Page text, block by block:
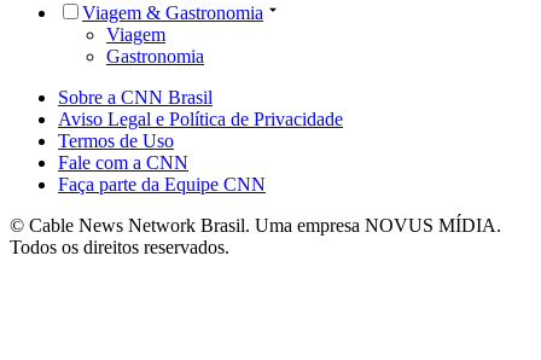
Viagem & Gastronomia
Viagem
Gastronomia
Sobre a CNN Brasil
Aviso Legal e Política de Privacidade
Termos de Uso
Fale com a CNN
Faça parte da Equipe CNN
© Cable News Network Brasil. Uma empresa NOVUS MÍDIA.
Todos os direitos reservados.